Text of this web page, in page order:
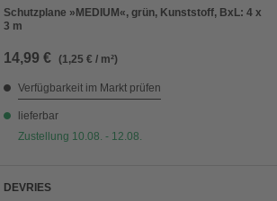
Schutzplane »MEDIUM«, grün, Kunststoff, BxL: 4 x
3 m
14,99 € (1,25 € / m²)
Verfügbarkeit im Markt prüfen
lieferbar
Zustellung 10.08. - 12.08.
DEVRIES